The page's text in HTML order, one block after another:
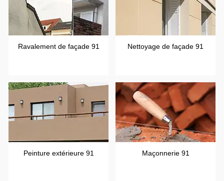
Ravalement de façade 91 Nettoyage de façade 91
Peinture extérieure 91 Maçonnerie 91